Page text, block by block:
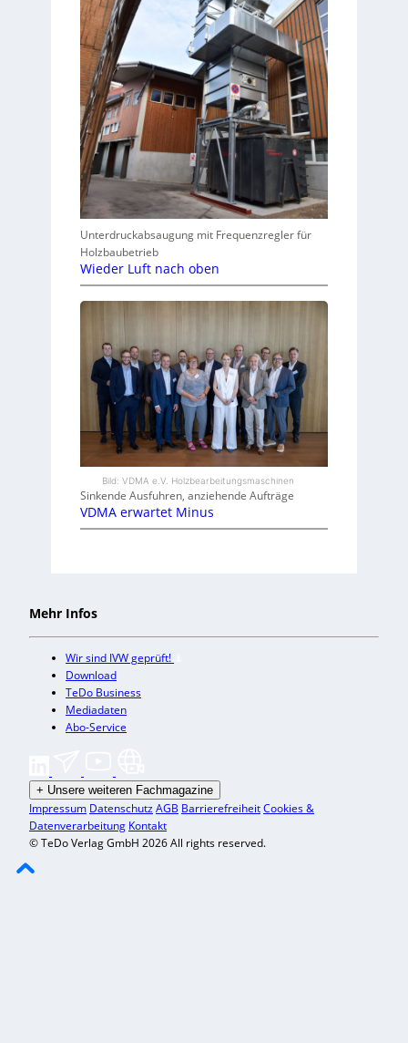
Unterdruckabsaugung mit Frequenzregler für
Holzbaubetrieb
Wieder Luft nach oben
Bild: VDMA e.V. Holzbearbeitungsmaschinen
Sinkende Ausfuhren, anziehende Aufträge
VDMA erwartet Minus
Mehr Infos
Wir sind IVW geprüft!
Download
TeDo Business
Mediadaten
Abo-Service
+ Unsere weiteren Fachmagazine
Impressum DatenschutzAGB BarrierefreiheitCookies &
Datenverarbeitung Kontakt
© TeDo Verlag GmbH 2026 All rights reserved.